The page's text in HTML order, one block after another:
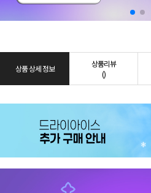
상품 상세 정보
상품리뷰
()